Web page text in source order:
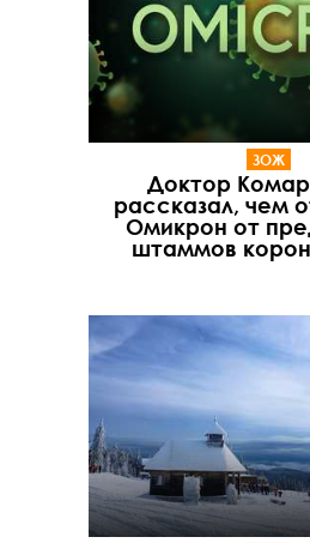
ЗОЖ
Доктор
рассказал, чем
Омикрон от
штаммов